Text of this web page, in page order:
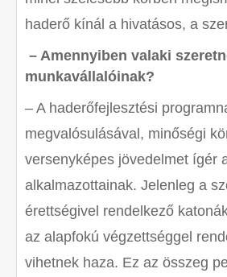
haderő kínál a hivatásos, a
– Amennyiben valaki
munkavállalóinak?
– A haderőfejlesztési
megvalósulásával, minőségi
versenyképes jövedelmet ígér
alkalmazottainak. Jelenleg a
érettségivel rendelkező
az alapfokú végzettséggel
vihetnek haza. Ez az összeg